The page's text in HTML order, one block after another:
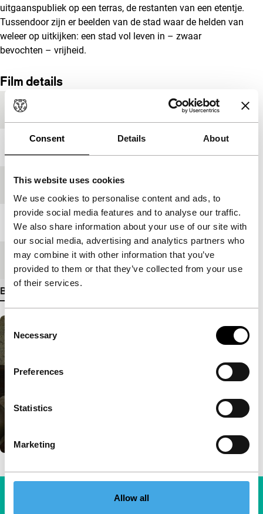
Consent Details About
This website uses cookies
We use cookies to personalise content and ads, to
provide social media features and to analyse our traffic.
We also share information about your use of our site with
our social media, advertising and analytics partners who
may combine it with other information that you’ve
provided to them or that they’ve collected from your use
of their services.
Consent
Selection
Necessary
Preferences
Statistics
Marketing
Allow all
uitgaanspubliek op een terras, de restanten van een etentje.
Tussendoor zijn er beelden van de stad waar de helden van
weleer op uitkijken: een stad vol leven in – zwaar
bevochten – vrijheid.
Film details
Productieland
Festivaleditie IFFR 2012
Lengte 124'
Medium/FormaatHDcam
Bekijk meer details